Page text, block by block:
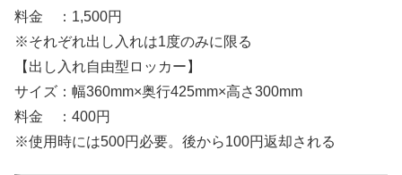
料金 ：1,500円
※それぞれ出し入れは1度のみに限る
【出し入れ自由型ロッカー】
サイズ：幅360mm×奥行425mm×高さ300mm
料金 ：400円
※使用時には500円必要。後から100円返却される